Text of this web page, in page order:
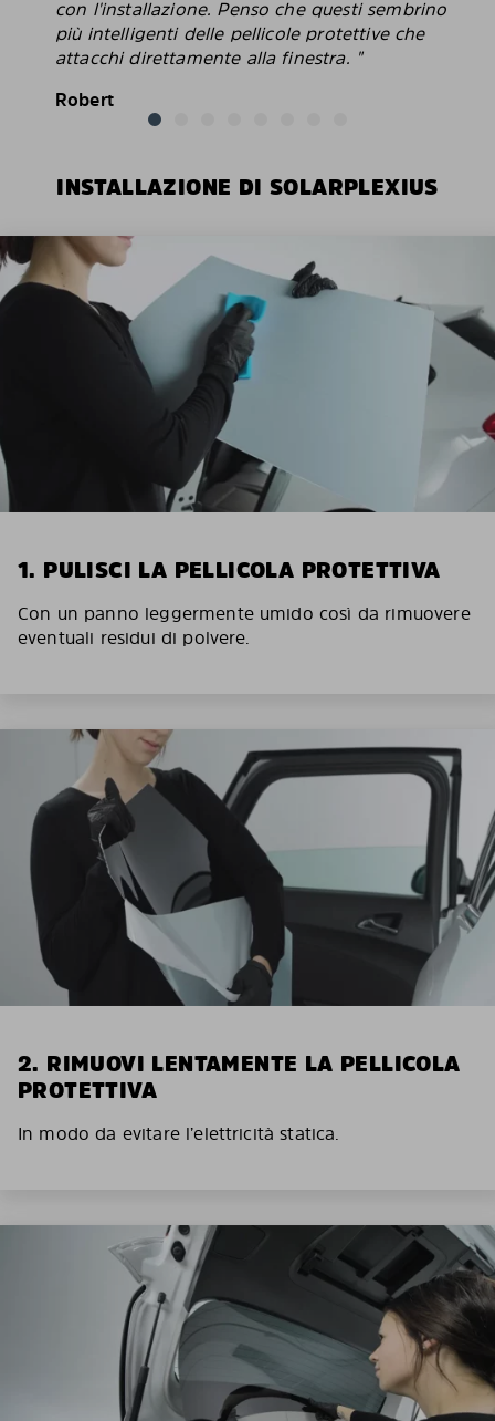
con l'installazione. Penso che questi sembrino
più intelligenti delle pellicole protettive che
attacchi direttamente alla finestra. "
Robert
INSTALLAZIONE DI SOLARPLEXIUS
1. PULISCI LA PELLICOLA PROTETTIVA
Con un panno leggermente umido così da rimuovere
eventuali residui di polvere.
2. RIMUOVI LENTAMENTE LA PELLICOLA
PROTETTIVA
In modo da evitare l’elettricità statica.